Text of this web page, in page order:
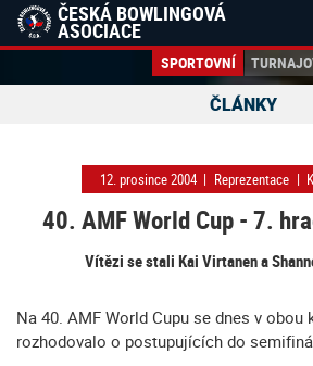
ČESKÁ BOWLINGOVÁ
ASOCIACE
SPORTOVNÍ
ČLÁNKY
12. prosince 2004 | Reprezentace |
40. AMF World Cup - 7.
Vítězi se stali Kai Virtanen a
Na 40. AMF World Cupu se dnes v obou
rozhodovalo o postupujících do